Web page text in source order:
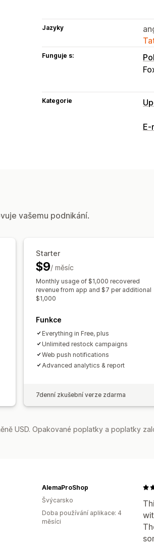
Jazyky
Funguje s:
Kategorie
E-
vašemu podnikání.
Starter
$9/ měsíc
Monthly usage of $1,000 recovered
revenue from app and $7 per additional
$1,000
Funkce
Everything in Free, plus
Unlimited restock campaigns
Web push notifications
Advanced analytics & report
7denní zkušební verze zdarma
USD. Opakované poplatky a poplatky
AlemaProShop
Švýcarsko
Doba používání aplikace: 4
měsíci